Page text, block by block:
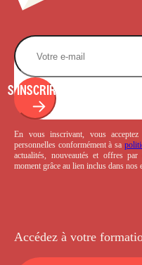
S'INSCRIRE
En vous inscrivant, vous
personnelles conformément à sa
actualités, nouveautés et offres
moment grâce au lien inclus dans nos
Accédez à votre